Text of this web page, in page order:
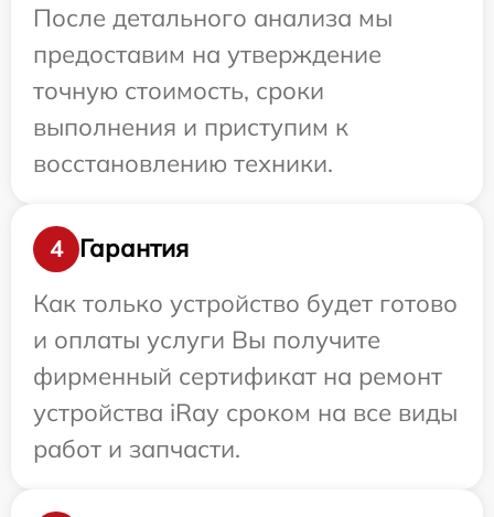
После детального анализа мы
предоставим на утверждение
точную стоимость, сроки
выполнения и приступим к
восстановлению техники.
4
Гарантия
Как только устройство будет готово
и оплаты услуги Вы получите
фирменный сертификат на ремонт
устройства iRay сроком на все виды
работ и запчасти.